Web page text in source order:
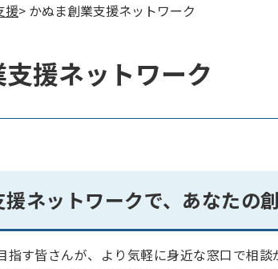
援> かぬま創業支援ネットワーク
援ネットワーク
ネットワークで、あなたの
指す皆さんが、より気軽に身近な窓口で相